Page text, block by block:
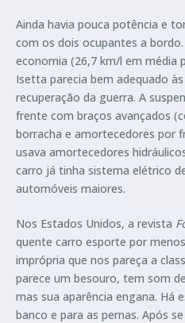
Ainda havia pouca potência e
com os dois ocupantes a
economia (26,7 km/l em média
Isetta parecia bem adequado
recuperação da guerra. A
frente com braços avançados
borracha e amortecedores por
usava amortecedores
carro já tinha sistema elétrico
automóveis maiores.
Nos Estados Unidos, a revista
quente carro esporte por
imprópria que nos pareça a
parece um besouro, tem som
mas sua aparência engana. Há
banco e para as pernas. Após